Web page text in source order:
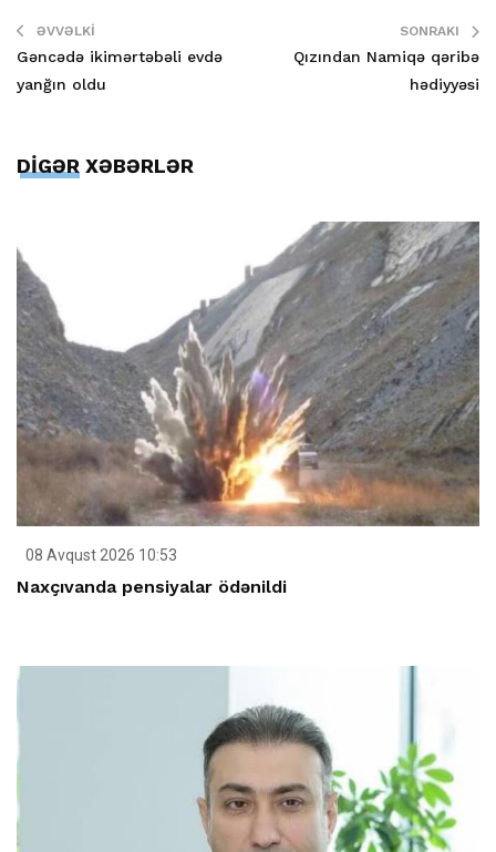
ƏVVƏLKI
Gəncədə ikimərtəbəli evdə
yanğın oldu
SONRAKI
Qızından Namiqə qəribə
hədiyyəsi
DİGƏR XƏBƏRLƏR
08 Avqust 2026 10:53
Naxçıvanda pensiyalar ödənildi